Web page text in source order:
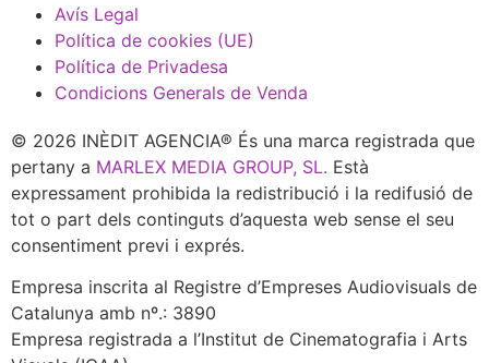
Avís Legal
Política de cookies (UE)
Política de Privadesa
Condicions Generals de Venda
© 2026 INÈDIT AGENCIA® És una marca registrada que
pertany a MARLEX MEDIA GROUP, SL. Està
expressament prohibida la redistribució i la redifusió de
tot o part dels continguts d’aquesta web sense el seu
consentiment previ i exprés.
Empresa inscrita al Registre d’Empreses Audiovisuals de
Catalunya amb nº.: 3890
Empresa registrada a l’Institut de Cinematografia i Arts